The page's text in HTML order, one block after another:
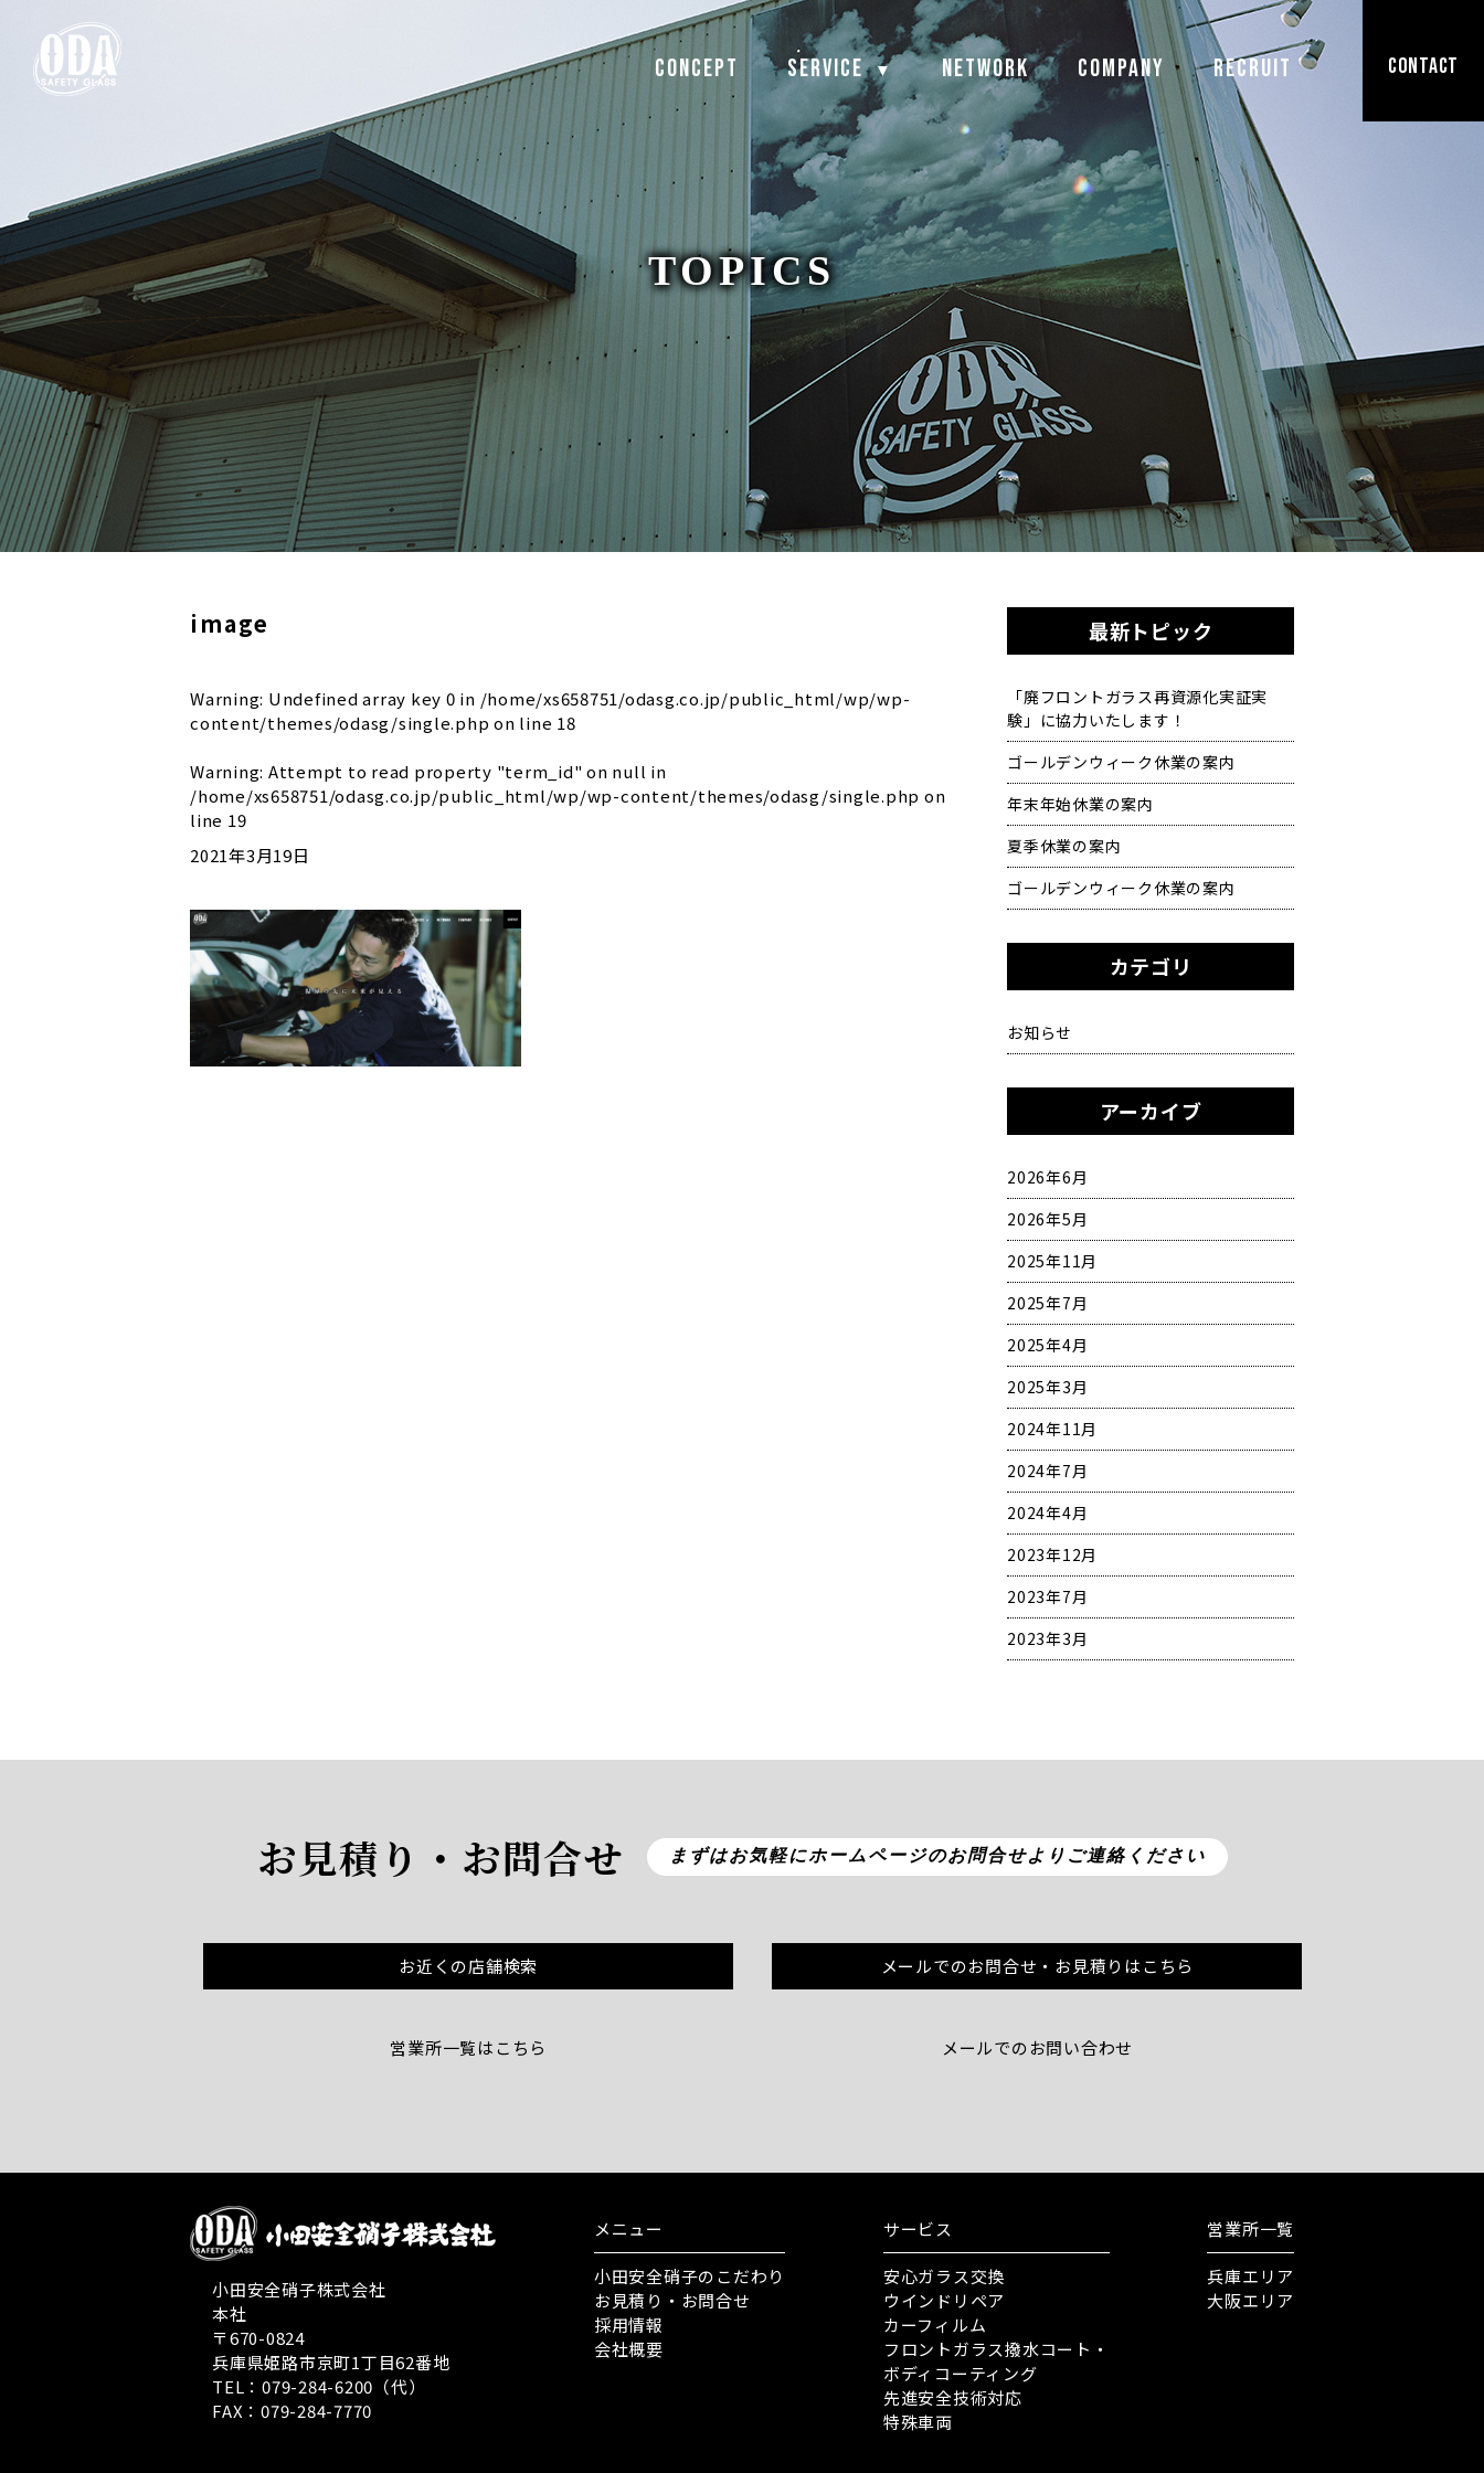
CONCEPT SERVICE ▼ NETWORK COMPANY RECRUIT CONTACT
TOPICS
image
Warning: Undefined array key 0 in /home/xs658751/odasg.co.jp/public_html/wp/wp-
content/themes/odasg/single.php on line 18
Warning: Attempt to read property "term_id" on null in
/home/xs658751/odasg.co.jp/public_html/wp/wp-content/themes/odasg/single.php on
line 19
2021年3月19日
最新トピック
「廃フロントガラス再資源化実証実
験」に協力いたします！
ゴールデンウィーク休業の案内
年末年始休業の案内
夏季休業の案内
ゴールデンウィーク休業の案内
カテゴリ
お知らせ
アーカイブ
2026年6月
2026年5月
2025年11月
2025年7月
2025年4月
2025年3月
2024年11月
2024年7月
2024年4月
2023年12月
2023年7月
2023年3月
お見積り・お問合せ まずはお気軽にホームページのお問合せよりご連絡ください
お近くの店舗検索
営業所一覧はこちら
メールでのお問合せ・お見積りはこちら
メールでのお問い合わせ
小田安全硝子株式会社
本社
〒670-0824
兵庫県姫路市京町1丁目62番地
TEL：079-284-6200（代）
FAX：079-284-7770
メニュー
小田安全硝子のこだわり
お見積り・お問合せ
採用情報
会社概要
サービス
安心ガラス交換
ウインドリペア
カーフィルム
フロントガラス撥水コート・
ボディコーティング
先進安全技術対応
特殊車両
営業所一覧
兵庫エリア
大阪エリア